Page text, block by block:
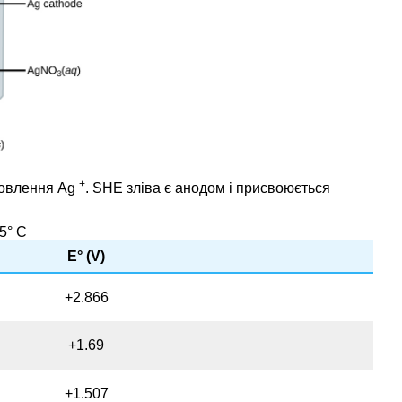
Ag +. SHE зліва є анодом і присвоюється
C
Е° (V)
+2.866
+1.69
+1.507